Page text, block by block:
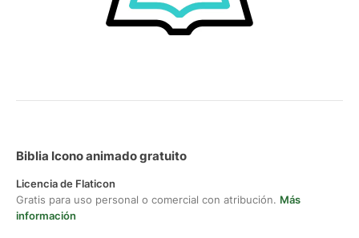
Biblia Icono animado gratuito
Licencia de Flaticon
Gratis para uso personal o comercial con atribución. Más
información